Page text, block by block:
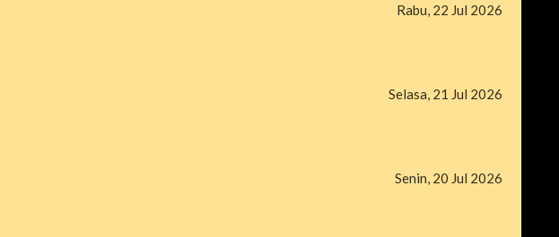
Rabu, 22 Jul 2026
Selasa, 21 Jul 2026
Senin, 20 Jul 2026